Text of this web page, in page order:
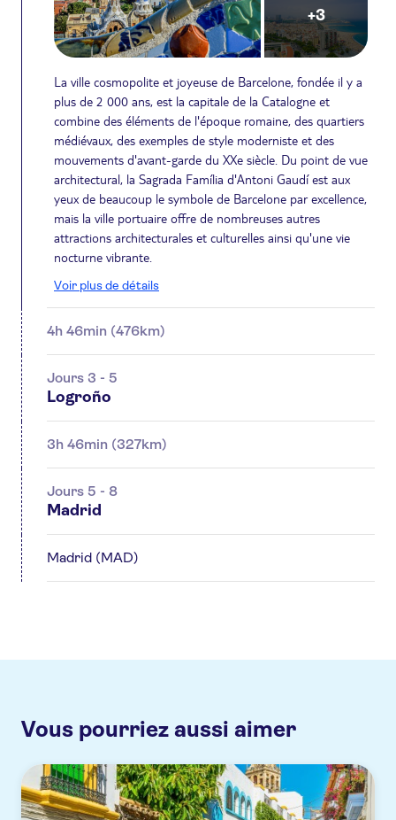
La ville cosmopolite et joyeuse de Barcelone, fondée il y a
plus de 2 000 ans, est la capitale de la Catalogne et
combine des éléments de l'époque romaine, des quartiers
médiévaux, des exemples de style moderniste et des
mouvements d'avant-garde du XXe siècle. Du point de vue
architectural, la Sagrada Família d'Antoni Gaudí est aux
yeux de beaucoup le symbole de Barcelone par excellence,
mais la ville portuaire offre de nombreuses autres
attractions architecturales et culturelles ainsi qu'une vie
nocturne vibrante.
Voir plus de détails
+3
4h 46min (476km)
Jours 3 - 5
Logroño
3h 46min (327km)
Jours 5 - 8
Madrid
Madrid (MAD)
Vous pourriez aussi aimer